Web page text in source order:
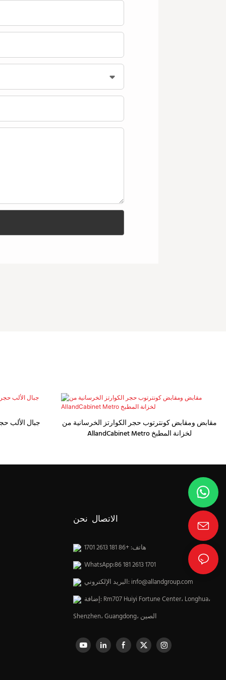
جبال الألب
مقابض ومقابض كونترتوب حجر الكوارتز الخرسانية من
AllandCabinet Metro لخزانة المطبخ
الاتصال نحن
هاتف: +86 181 2613 1701
WhatsApp:86 181 2613 1701
البريد الإلكتروني: info@allandgroup.com
إضافة: Rm707 Huiyi Fortune Center، Longhua،
Shenzhen، Guangdong، الصين